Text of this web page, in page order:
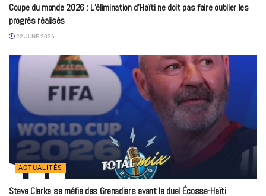
Coupe du monde 2026 : L’élimination d’Haïti ne doit pas faire oublier les
progrès réalisés
22 JUNE 2026
ACTUALITÉS
Steve Clarke se méfie des Grenadiers avant le duel Écosse-Haïti